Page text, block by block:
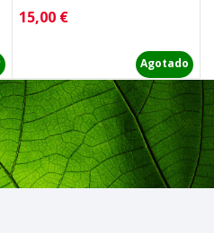
Precio
15,00 €
Agotado